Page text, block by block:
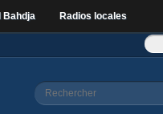
Bahdja Radios locales
Formulaire de
Rechercher